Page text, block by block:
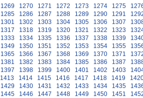
1269 1270 1271 1272 1273 1274 1275
1285 1286 1287 1288 1289 1290 1291
1301 1302 1303 1304 1305 1306 1307
1317 1318 1319 1320 1321 1322 1323
1333 1334 1335 1336 1337 1338 1339
1349 1350 1351 1352 1353 1354 1355
1365 1366 1367 1368 1369 1370 1371
1381 1382 1383 1384 1385 1386 1387
1397 1398 1399 1400 1401 1402 1403
1413 1414 1415 1416 1417 1418 1419
1429 1430 1431 1432 1433 1434 1435
1445 1446 1447 1448 1449 1450 1451